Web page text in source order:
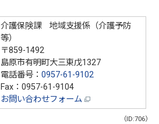
介護保険課 地域支援係（介護予防
等）
〒859-1492
島原市有明町大三東戊1327
電話番号： 0957-61-9102
Fax：0957-61-9104
お問い合わせフォーム
（ID:706）